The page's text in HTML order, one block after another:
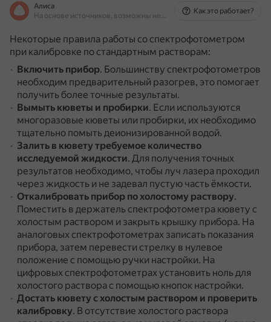
Алиса
На основе источников, возможны неточности
Как это работает?
Некоторые правила работы со спектрофотометром
при калибровке по стандартным растворам:
Включить прибор. Большинству спектрофотометров
необходим предварительный разогрев, это помогает
получить более точные результаты.
Вымыть кюветы и пробирки. Если используются
многоразовые кюветы или пробирки, их необходимо
тщательно помыть деионизированной водой.
Залить в кювету требуемое количество
исследуемой жидкости. Для получения точных
результатов необходимо, чтобы луч лазера проходил
через жидкость и не задевал пустую часть ёмкости.
Откалибровать прибор по холостому раствору.
Поместить в держатель спектрофотометра кювету с
холостым раствором и закрыть крышку прибора. На
аналоговых спектрофотометрах записать показания
прибора, затем перевести стрелку в нулевое
положение с помощью ручки настройки. На
цифровых спектрофотометрах установить ноль для
холостого раствора с помощью кнопок настройки.
Достать кювету с холостым раствором и проверить
калибровку. В отсутствие холостого раствора